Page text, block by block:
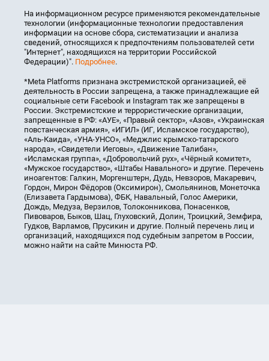
На информационном ресурсе применяются рекомендательные
технологии (информационные технологии предоставления
информации на основе сбора, систематизации и анализа
сведений, относящихся к предпочтениям пользователей сети
"Интернет", находящихся на территории Российской
Федерации)". Подробнее.
*Meta Platforms признана экстремистской организацией, её
деятельность в России запрещена, а также принадлежащие ей
социальные сети Facebook и Instagram так же запрещены в
России. Экстремистские и террористические организации,
запрещенные в РФ: «АУЕ», «Правый сектор», «Азов», «Украинская
повстанческая армия», «ИГИЛ» (ИГ, Исламское государство),
«Аль-Каида», «УНА-УНСО», «Меджлис крымско-татарского
народа», «Свидетели Иеговы», «Движение Талибан»,
«Исламская группа», «Добровольчий рух», «Чёрный комитет»,
«Мужское государство», «Штабы Навального» и другие. Перечень
иноагентов: Галкин, Моргенштерн, Дудь, Невзоров, Макаревич,
Гордон, Мирон Фёдоров (Оксимирон), Смольянинов, Монеточка
(Елизавета Гардымова), ФБК, Навальный, Голос Америки,
Дождь, Медуза, Верзилов, Толоконникова, Понасенков,
Пивоваров, Быков, Шац, Глуховский, Долин, Троицкий, Земфира,
Гудков, Варламов, Прусикин и другие. Полный перечень лиц и
организаций, находящихся под судебным запретом в России,
можно найти на сайте Минюста РФ.